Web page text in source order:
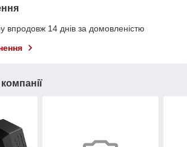
впродовж 14 днів за домовленістю